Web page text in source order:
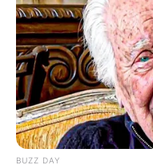
BUZZ DAY